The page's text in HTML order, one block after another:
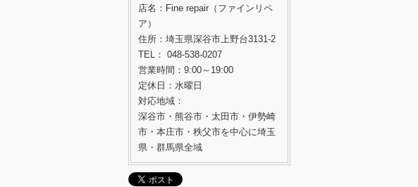
店名：Fine repair（ファインリペ
ア）
住所：埼玉県深谷市上野台3131-2
TEL： 048-538-0207
営業時間：9:00～19:00
定休日：水曜日
対応地域：
深谷市・熊谷市・太田市・伊勢崎
市・本庄市・秩父市を中心に埼玉
県・群馬県全域